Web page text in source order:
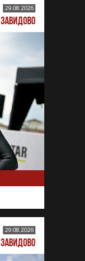
29.08.2026
ЗАВИДОВО
29.08.2026
ЗАВИДОВО